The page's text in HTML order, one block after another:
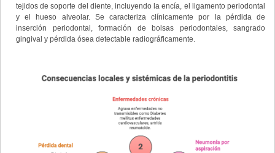
tejidos de soporte del diente, incluyendo la encía, el ligamento periodontal
y el hueso alveolar. Se caracteriza clínicamente por la pérdida de
inserción periodontal, formación de bolsas periodontales, sangrado
gingival y pérdida ósea detectable radiográficamente.